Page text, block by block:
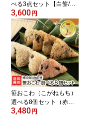
べる3点セット【白餅/豆
餅/豆もち/草餅/しそ餅/ご
ま餅/ゴマもち/のり餅/海
苔もち/黒豆餅/玄米餅/玄
米もち】【こがねもち/コ
ガネモチ/正月用/メイ
ド・イン上越】【お土産/
手土産/プレゼント/ギフ
トに！贈り物】【送料無
料】 お中元
3,600 円
笹おこわ（こがねもち）
選べる8個セット（赤
飯・醤油・ふきんと・き
3,480 円